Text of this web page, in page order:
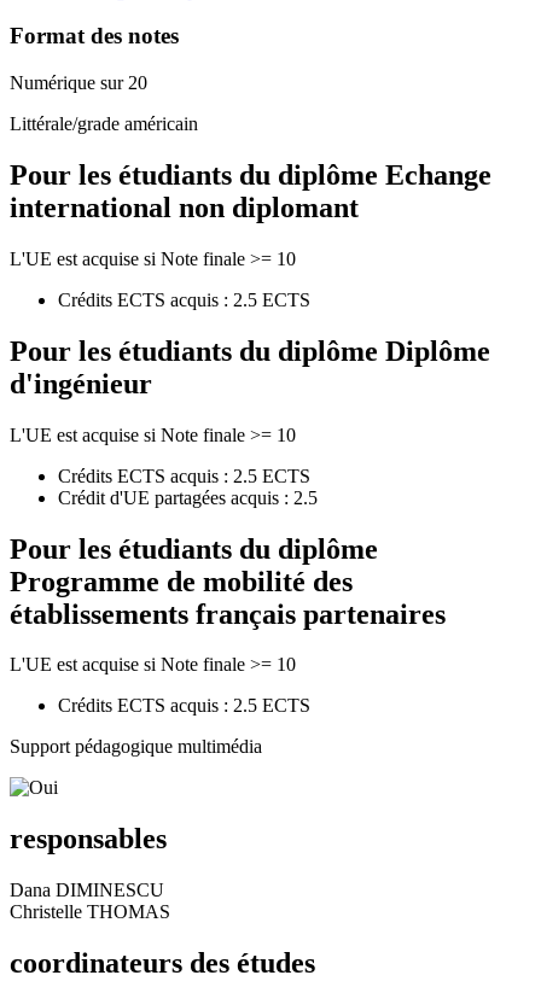
Format des notes
Numérique sur 20
Littérale/grade américain
Pour les étudiants du diplôme Echange
international non diplomant
L'UE est acquise si Note finale >= 10
Crédits ECTS acquis : 2.5 ECTS
Pour les étudiants du diplôme Diplôme
d'ingénieur
L'UE est acquise si Note finale >= 10
Crédits ECTS acquis : 2.5 ECTS
Crédit d'UE partagées acquis : 2.5
Pour les étudiants du diplôme
Programme de mobilité des
établissements français partenaires
L'UE est acquise si Note finale >= 10
Crédits ECTS acquis : 2.5 ECTS
Support pédagogique multimédia
responsables
Dana DIMINESCU
Christelle THOMAS
coordinateurs des études